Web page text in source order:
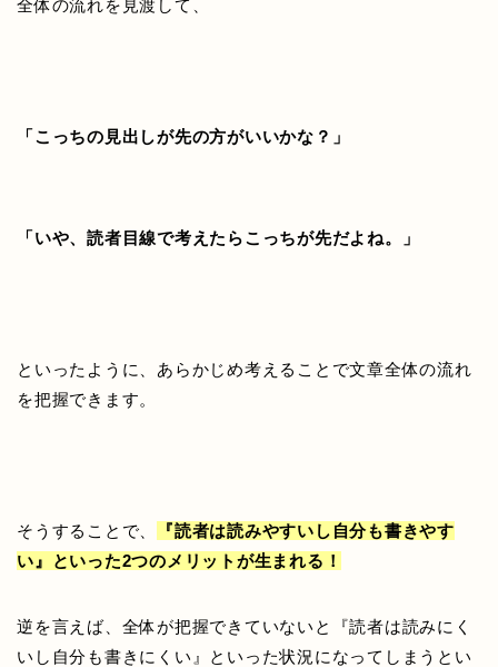
全体の流れを見渡して、
「こっちの見出しが先の方がいいかな？」
「いや、読者目線で考えたらこっちが先だよね。」
といったように、あらかじめ考えることで文章全体の流れ
を把握できます。
そうすることで、
『読者は読みやすいし自分も書きやす
い』といった2つのメリットが生まれる！
逆を言えば、全体が把握できていないと『読者は読みにく
いし自分も書きにくい』といった状況になってしまうとい